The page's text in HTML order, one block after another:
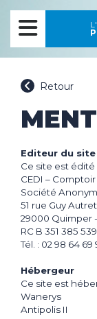
Retour
Editeur du site
Ce site est édité
CEDI –
Société
51 rue Guy Autret
29000 Quimper
RC B 351 385 539
Tél. : 02 98 64 69
Hébergeur
Ce site est
Wanerys
Antipolis II
FROID
CONGÉLATEUR
RÉFRIGÉRATEUR
GAMME RÉTRO
CUISSON
MICRO-ONDE
CUISINIÈRE
LAVAGE
LAVE-VAISSELLE
ENCASTRABLE
FROID
CONGÉLATEUR
RÉFRIGÉRATEUR
CAVE À VIN
FOUR
TIROIR
EXPRESSO
MICRO-ONDE
PETIT
SOLS ET
NETTOYEUR
ASPIRATEUR
REPASSAGE
MACHINE À
IMAGE ET SON
IMAGE
TÉLÉVISEUR
VIDÉO
CHAUFFAGE &